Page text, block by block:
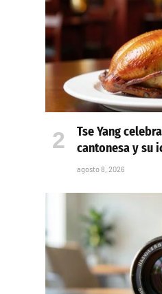
Tse Yang
cantonesa y su
agosto 8, 2026